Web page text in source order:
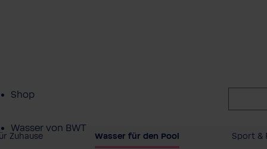
Shop
Wasser von BWT
Zuhause Wasser für den Pool Sport &